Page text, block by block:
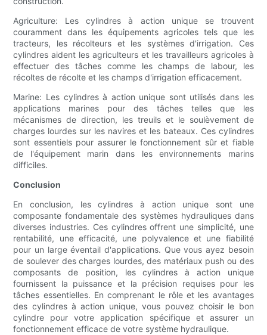
Agriculture: Les cylindres à action unique se trouvent
couramment dans les équipements agricoles tels que les
tracteurs, les récolteurs et les systèmes d'irrigation. Ces
cylindres aident les agriculteurs et les travailleurs agricoles à
effectuer des tâches comme les champs de labour, les
récoltes de récolte et les champs d'irrigation efficacement.
Marine: Les cylindres à action unique sont utilisés dans les
applications marines pour des tâches telles que les
mécanismes de direction, les treuils et le soulèvement de
charges lourdes sur les navires et les bateaux. Ces cylindres
sont essentiels pour assurer le fonctionnement sûr et fiable
de l'équipement marin dans les environnements marins
difficiles.
Conclusion
En conclusion, les cylindres à action unique sont une
composante fondamentale des systèmes hydrauliques dans
diverses industries. Ces cylindres offrent une simplicité, une
rentabilité, une efficacité, une polyvalence et une fiabilité
pour un large éventail d'applications. Que vous ayez besoin
de soulever des charges lourdes, des matériaux push ou des
composants de position, les cylindres à action unique
fournissent la puissance et la précision requises pour les
tâches essentielles. En comprenant le rôle et les avantages
des cylindres à action unique, vous pouvez choisir le bon
cylindre pour votre application spécifique et assurer un
fonctionnement efficace de votre système hydraulique.